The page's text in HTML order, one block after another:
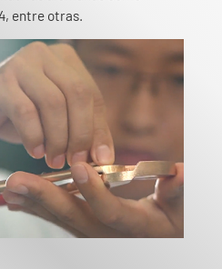
entre otras.